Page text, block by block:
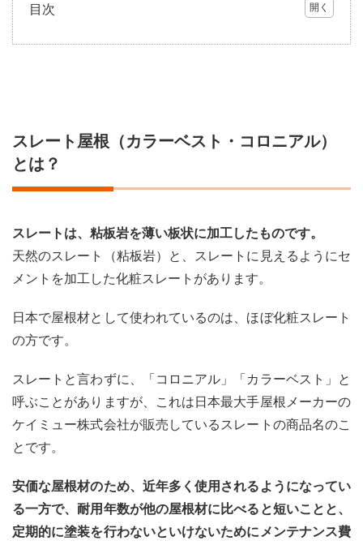
目次
スレ
ト・
コロ
ニア
ル）
スレ
ート
久性
や葺
べき
状況
2.1
1.ス
ト屋
（コ
ロニ
スレート屋根（カラーベスト・コロニアル）
とは？
スレートは、粘板岩を薄い板状に加工したものです。
天然のスレート（粘板岩）と、スレートに見えるようにセ
メントを加工した化粧スレートがあります。
日本で屋根材として使われているのは、ほぼ化粧スレート
の方です。
スレートと言わずに、「コロニアル」「カラーベスト」と
呼ぶことがありますが、これは日本最大手屋根メーカーの
ケイミュー株式会社が販売しているスレートの商品名のこ
とです。
安価な屋根材のため、近年多く使用されるようになってい
る一方で、耐用年数が他の屋根材に比べると短いことと、
定期的に塗装を行わないといけないためにメンテナンス費